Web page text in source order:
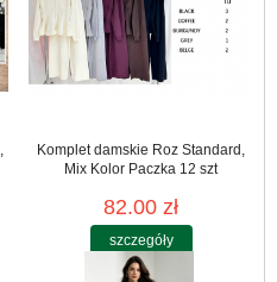
Komplet damskie Roz Standard,
Mix Kolor Paczka 12 szt
82.00 zł
szczegóły